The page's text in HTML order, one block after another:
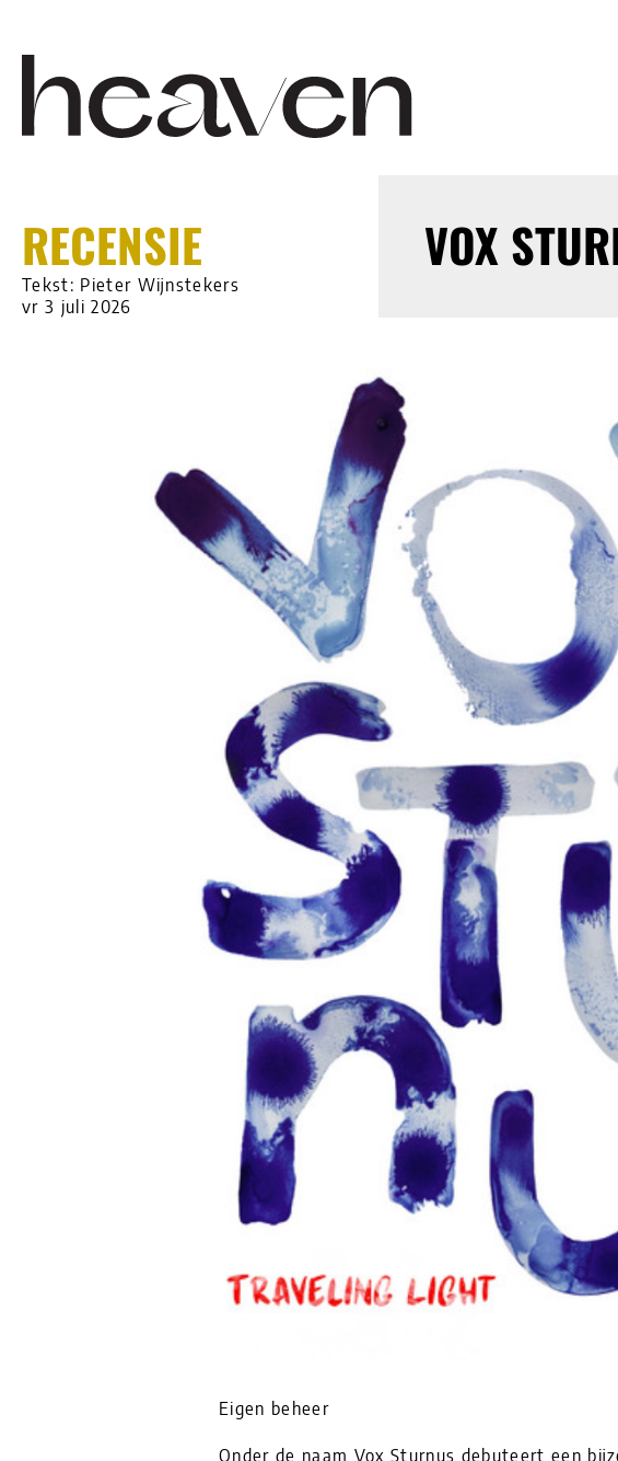
RECENSIE
Tekst: Pieter Wijnstekers
vr 3 juli 2026
VOX
Eigen beheer
Onder de naam Vox Sturnus debuteert een